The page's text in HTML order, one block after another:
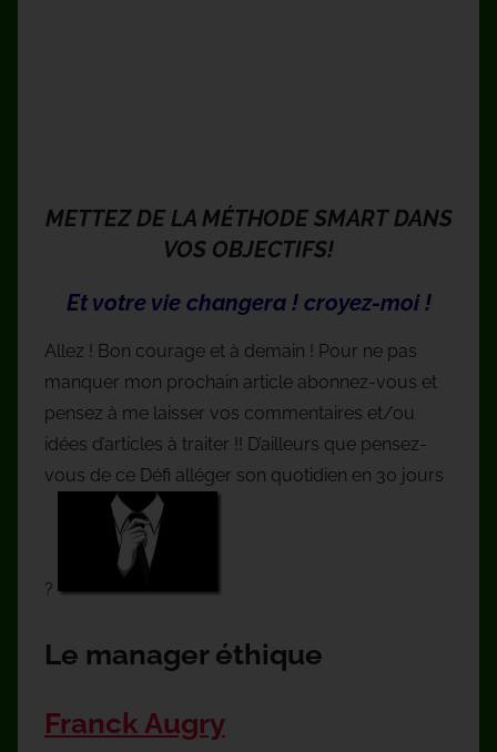
METTEZ DE LA MÉTHODE SMART DANS
VOS OBJECTIFS!
Et votre vie changera ! croyez-moi !
Allez ! Bon courage et à demain ! Pour ne pas
manquer mon prochain article abonnez-vous et
pensez à me laisser vos commentaires et/ou
idées d’articles à traiter !! D’ailleurs que pensez-
vous de ce Défi alléger son quotidien en 30 jours
?
Le manager éthique
Franck Augry